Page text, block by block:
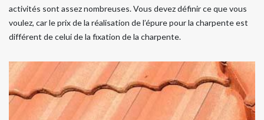
activités sont assez nombreuses. Vous devez définir ce que vous
voulez, car le prix de la réalisation de l’épure pour la charpente est
différent de celui de la fixation de la charpente.